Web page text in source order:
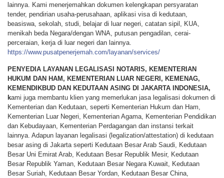
lainnya. Kami menerjemahkan dokumen kelengkapan persyaratan
tender, pendirian usaha-perusahaan, aplikasi visa di kedutaan,
beasiswa, sekolah, studi, belajar di luar negeri, catatan sipil, KUA,
menikah beda Negara/dengan WNA, putusan pengadilan, cerai-
perceraian, kerja di luar negeri dan lainnya.
https://www.pusatpenerjemah.com/layanan/services/
PENYEDIA LAYANAN LEGALISASI NOTARIS, KEMENTERIAN
HUKUM DAN HAM, KEMENTERIAN LUAR NEGERI, KEMENAG,
KEMENDIKBUD DAN KEDUTAAN ASING DI JAKARTA INDONESIA,
kami juga membantu klien yang memerlukan jasa legalisasi dokumen di
Kementerian dan Kedutaan, seperti Kementerian Hukum dan Ham,
Kementerian Luar Negeri, Kementerian Agama, Kementerian Pendidikan
dan Kebudayaan, Kementerian Perdagangan dan instansi terkait
lainnya. Adapun layanan legalisasi (legalization/attestation) di kedutaan
besar asing di Jakarta seperti Kedutaan Besar Arab Saudi, Kedutaan
Besar Uni Emirat Arab, Kedutaan Besar Republik Mesir, Kedutaan
Besar Republik Yaman, Kedutaan Besar Negara Kuwait, Kedutaan
Besar Suriah, Kedutaan Besar Yordan, Kedutaan Besar China,